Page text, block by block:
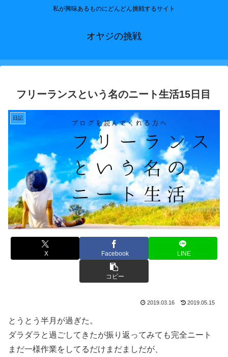
私が興味あるものにどんどん挑戦するサイト
オヤジの挑戦
フリーランスという名のニート生活15日目
日記
X Facebook LINE
コピー
2019.03.16 2019.05.15
とうとう半月が過ぎた。
ダラダラと過ごしてきたが振り返ってみても完全ニート
まだ一様作業をしてるだけまだましだが、